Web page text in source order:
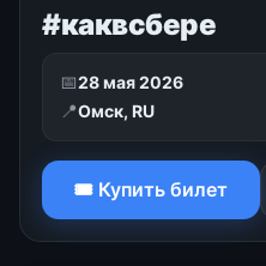
#каквсбере
📅28 мая 2026
📍Омск, RU
🎟 Купить билет